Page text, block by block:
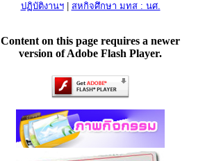
ปฏิบัติงานฯ| สหกิจศึกษา มทส : นศ.
Content on this page requires a newer
version of Adobe Flash Player.